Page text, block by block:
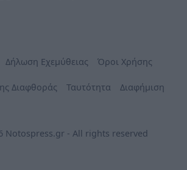
Δήλωση Εχεμύθειας Όροι Χρήσης
Διαφθοράς Ταυτότητα Διαφήμιση
Notospress.gr - All rights reserved